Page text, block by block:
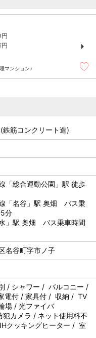
マンション♪
鉄筋コンクリート造)
「総合運動公園」駅 徒歩
「名谷」駅 奥畑 バス乗
分
」駅 奥畑 バス乗車時間
名谷町字市ノ子
/ シャワー / バルコニー /
電付 / 家具付 / 収納 / TV
場 / 光ファイバ
犯カメラ / ネット使用料不
クッキングヒーター / 室